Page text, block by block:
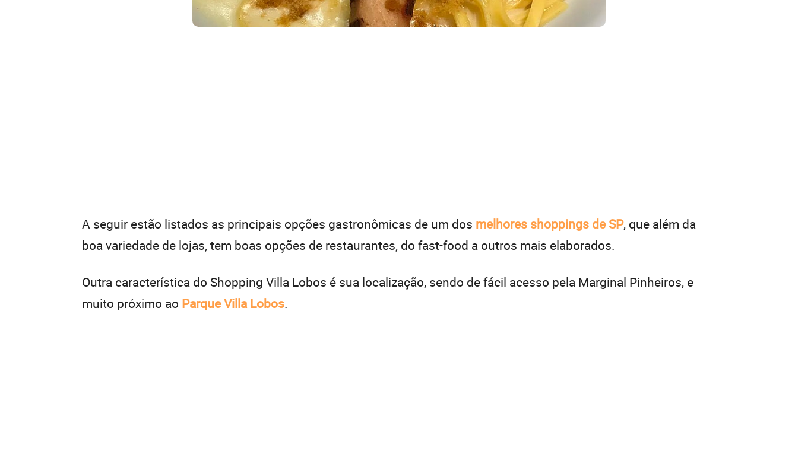
A seguir estão listados as principais opções gastronômicas de um dos melhores shoppings de SP, que além da
boa variedade de lojas, tem boas opções de restaurantes, do fast-food a outros mais elaborados.
Outra característica do Shopping Villa Lobos é sua localização, sendo de fácil acesso pela Marginal Pinheiros, e
muito próximo ao Parque Villa Lobos.